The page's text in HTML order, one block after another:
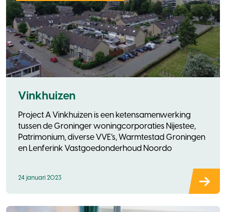
Vinkhuizen
Project A Vinkhuizen is een ketensamenwerking
tussen de Groninger woningcorporaties Nijestee,
Patrimonium, diverse VVE’s, Warmtestad Groningen
en Lenferink Vastgoedonderhoud Noordo
24 januari 2023